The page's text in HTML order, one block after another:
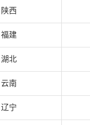
陕西
福建
湖北
云南
辽宁